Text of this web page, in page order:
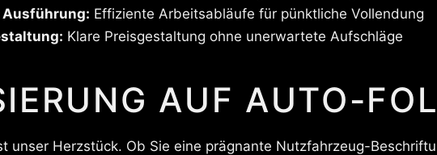
Effiziente Arbeitsabläufe für pünktliche Vollendung
Klare Preisgestaltung ohne unerwartete Aufschläge
AUF AUTO-
unser Herzstück. Ob Sie eine prägnante Nutzfahrzeug-